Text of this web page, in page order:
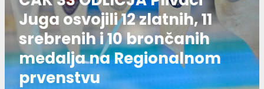
Juga osvojili 12 zlatnih, 11
srebrenih i 10 brončanih
medalja na Regionalnom
prvenstvu